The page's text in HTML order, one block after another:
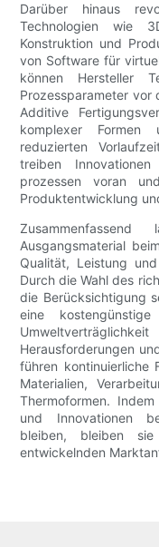
Darüber hinaus
Technologien wie
Konstruktion und
von Software für
können Hersteller
Prozessparameter vor
Additive
komplexer Formen
reduzierten
treiben
prozessen voran
Produktentwicklung
Ausgangsmaterial
Qualität, Leistung
Durch die Wahl des
die Berücksichtigung
eine
Herausforderungen
führen kontinuierliche
Materialien,
Thermoformen.
und Innovationen
bleiben, bleiben
entwickelnden